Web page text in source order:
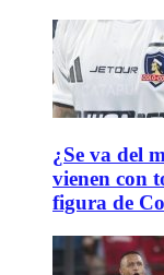
¿Se va del
vienen con
figura de